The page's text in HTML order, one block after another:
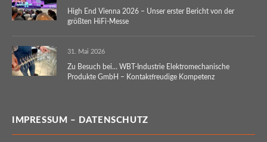
High End Vienna 2026 – Unser erster Bericht von der
größten HiFi-Messe
31. Mai 2026
Zu Besuch bei… WBT-Industrie Elektromechanische
Produkte GmbH – Kontaktfreudige Kompetenz
IMPRESSUM – DATENSCHUTZ